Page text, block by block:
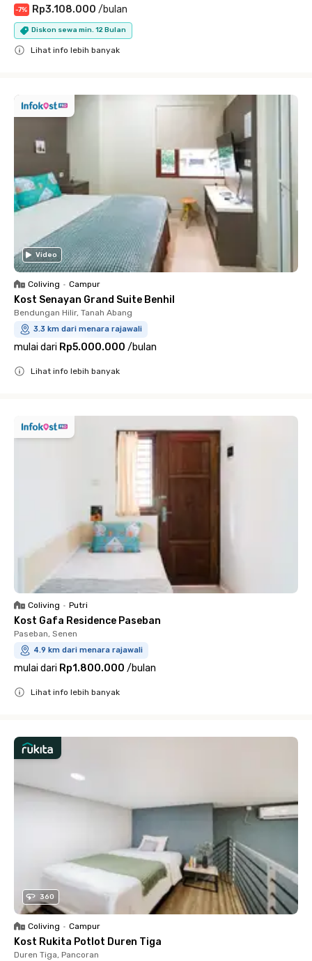
-7% Rp3.108.000 /bulan
Diskon sewa min. 12 Bulan
Lihat info lebih banyak
Video
Coliving • Campur
Kost Senayan Grand Suite Benhil
Bendungan Hilir, Tanah Abang
3.3 km dari menara rajawali
mulai dari Rp5.000.000 /bulan
Lihat info lebih banyak
Coliving • Putri
Kost Gafa Residence Paseban
Paseban, Senen
4.9 km dari menara rajawali
mulai dari Rp1.800.000 /bulan
Lihat info lebih banyak
360
Coliving • Campur
Kost Rukita Potlot Duren Tiga
Duren Tiga, Pancoran